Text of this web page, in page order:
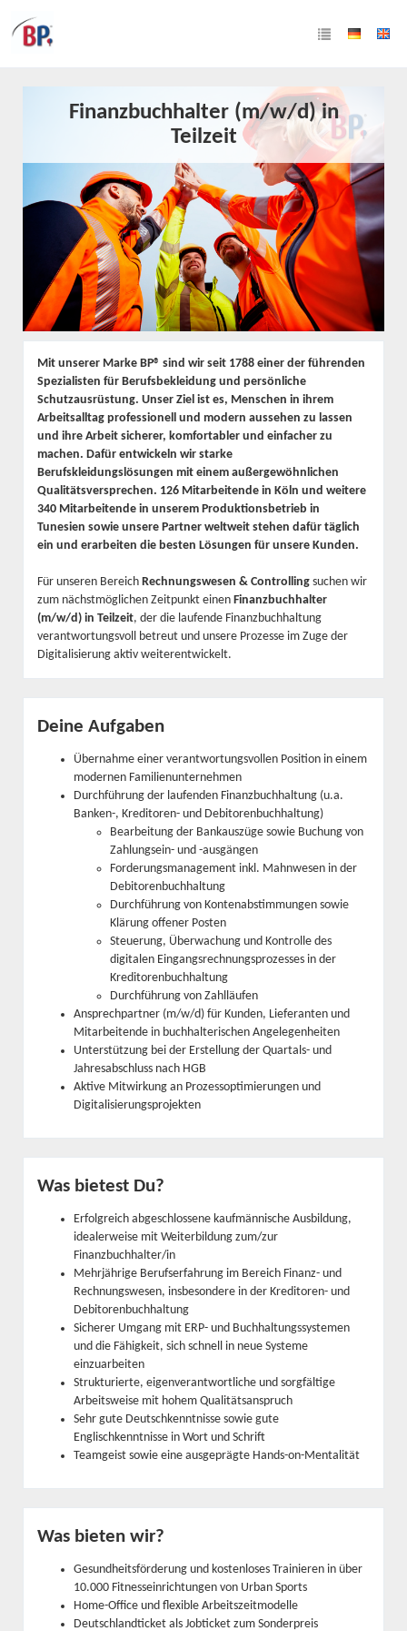
Finanzbuchhalter (m/w/d) in
Teilzeit
Mit unserer Marke BP® sind wir seit 1788 einer der führenden
Spezialisten für Berufsbekleidung und persönliche
Schutzausrüstung. Unser Ziel ist es, Menschen in ihrem
Arbeitsalltag professionell und modern aussehen zu lassen
und ihre Arbeit sicherer, komfortabler und einfacher zu
machen. Dafür entwickeln wir starke
Berufskleidungslösungen mit einem außergewöhnlichen
Qualitätsversprechen. 126 Mitarbeitende in Köln und weitere
340 Mitarbeitende in unserem Produktionsbetrieb in
Tunesien sowie unsere Partner weltweit stehen dafür täglich
ein und erarbeiten die besten Lösungen für unsere Kunden.
Für unseren Bereich Rechnungswesen & Controlling suchen wir
zum nächstmöglichen Zeitpunkt einen Finanzbuchhalter
(m/w/d) in Teilzeit, der die laufende Finanzbuchhaltung
verantwortungsvoll betreut und unsere Prozesse im Zuge der
Digitalisierung aktiv weiterentwickelt.
Deine Aufgaben
Übernahme einer verantwortungsvollen Position in einem
modernen Familienunternehmen
Durchführung der laufenden Finanzbuchhaltung (u.a.
Banken-, Kreditoren- und Debitorenbuchhaltung)
Bearbeitung der Bankauszüge sowie Buchung von
Zahlungsein- und -ausgängen
Forderungsmanagement inkl. Mahnwesen in der
Debitorenbuchhaltung
Durchführung von Kontenabstimmungen sowie
Klärung offener Posten
Steuerung, Überwachung und Kontrolle des
digitalen Eingangsrechnungsprozesses in der
Kreditorenbuchhaltung
Durchführung von Zahlläufen
Ansprechpartner (m/w/d) für Kunden, Lieferanten und
Mitarbeitende in buchhalterischen Angelegenheiten
Unterstützung bei der Erstellung der Quartals- und
Jahresabschluss nach HGB
Aktive Mitwirkung an Prozessoptimierungen und
Digitalisierungsprojekten
Was bietest Du?
Erfolgreich abgeschlossene kaufmännische Ausbildung,
idealerweise mit Weiterbildung zum/zur
Finanzbuchhalter/in
Mehrjährige Berufserfahrung im Bereich Finanz- und
Rechnungswesen, insbesondere in der Kreditoren- und
Debitorenbuchhaltung
Sicherer Umgang mit ERP- und Buchhaltungssystemen
und die Fähigkeit, sich schnell in neue Systeme
einzuarbeiten
Strukturierte, eigenverantwortliche und sorgfältige
Arbeitsweise mit hohem Qualitätsanspruch
Sehr gute Deutschkenntnisse sowie gute
Englischkenntnisse in Wort und Schrift
Teamgeist sowie eine ausgeprägte Hands-on-Mentalität
Was bieten wir?
Gesundheitsförderung und kostenloses Trainieren in über
10.000 Fitnesseinrichtungen von Urban Sports
Home-Office und flexible Arbeitszeitmodelle
Deutschlandticket als Jobticket zum Sonderpreis